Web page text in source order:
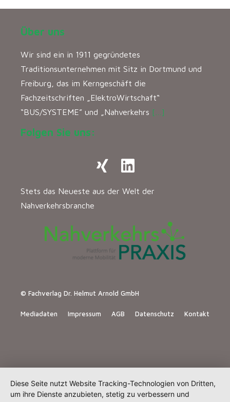
Über uns
Wir sind ein in 1911 gegründetes
Traditionsunternehmen mit Sitz in Dortmund und
Freiburg, das im Kerngeschäft die
Fachzeitschriften „ElektroWirtschaft“
“BUS/SYSTEME” und „Nahverkehrs […]
Folgen Sie uns:
Stets das Neueste aus der Welt der
Nahverkehrsbranche
© Fachverlag Dr. Helmut Arnold GmbH
Mediadaten Impressum AGB Datenschutz Kontakt
Diese Seite nutzt Website Tracking-Technologien von Dritten,
um ihre Dienste anzubieten, stetig zu verbessern und